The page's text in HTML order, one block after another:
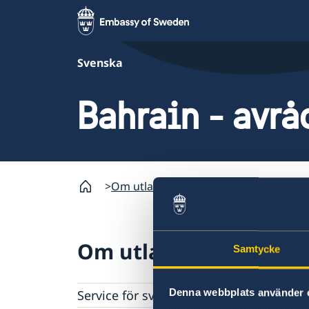
Samtycke
Denna webbplats använder
Svenska
Bahrain -
Om utlandet
Om utlandet
Service för svenska företag